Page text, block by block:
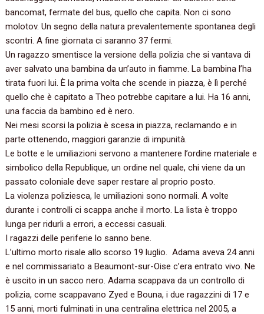
bancomat,‭ ‬fermate del bus,‭ ‬quello che capita.‭ ‬Non ci sono
molotov.‭ ‬Un segno della natura prevalentemente spontanea degli
scontri.‭ ‬A fine giornata ci saranno‭ ‬37‭ ‬fermi.‭
‬Un ragazzo smentisce la versione della polizia che si vantava di
aver salvato una bambina da un’auto in fiamme.‭ ‬La bambina l’ha
tirata fuori lui.‭ ‬È la prima volta che scende in piazza,‭ ‬è lì perché
quello che è capitato a Theo potrebbe capitare a lui.‭ ‬Ha‭ ‬16‭ ‬anni,‭
‬una faccia da bambino ed è nero.‭
‬Nei mesi scorsi la polizia è scesa in piazza,‭ ‬reclamando e in
parte ottenendo,‭ ‬maggiori garanzie di impunità.‭
‬Le botte e le umiliazioni servono a mantenere l’ordine materiale e
simbolico della Republique,‭ ‬un ordine nel quale,‭ ‬chi viene da un
passato coloniale deve saper restare al proprio posto.
La violenza poliziesca,‭ ‬le umiliazioni sono normali.‭ ‬A volte
durante i controlli ci scappa anche il morto.‭ ‬La lista è troppo
lunga per ridurli a errori,‭ ‬a eccessi casuali.‭
‬I ragazzi delle periferie lo sanno bene.‭
‬L’ultimo morto risale allo scorso‭ ‬19‭ ‬luglio.‭ ‬ Adama aveva‭ ‬24‭ ‬anni
e nel commissariato a Beaumont-sur-Oise c’era entrato vivo.‭ ‬Ne
è uscito in un sacco nero.‭ ‬Adama scappava da un controllo di
polizia,‭ ‬come scappavano Zyed e Bouna,‭ ‬i due ragazzini di‭ ‬17‭ ‬e‭
‬15‭ ‬anni,‭ ‬morti fulminati in una centralina elettrica nel‭ ‬2005,‭ ‬a